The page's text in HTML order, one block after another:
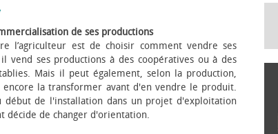
de ses productions
l’agriculteur est de choisir comment vendre ses
vend ses productions à des coopératives ou à des
Mais il peut également, selon la production,
la transformer avant d'en vendre le produit.
début de l'installation dans un projet d'exploitation
décide de changer d'orientation.